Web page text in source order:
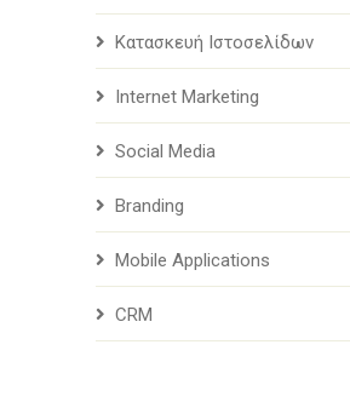
Κατασκευή Ιστοσελίδων
Internet Marketing
Social Media
Branding
Mobile Applications
CRM